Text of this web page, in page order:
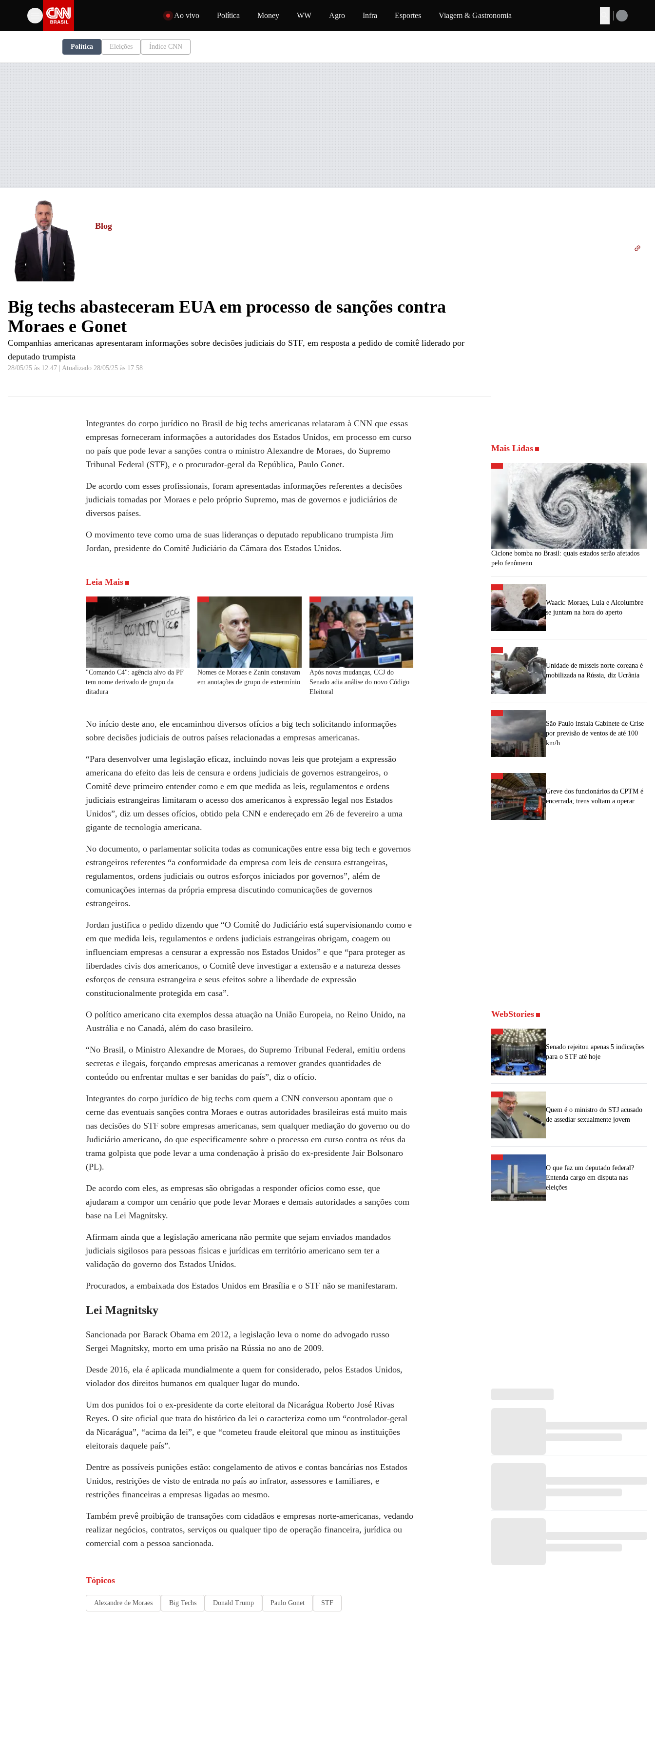
Buscar
Pular para o conteúdo
Ao vivo Política Money WW Agro Infra Esportes Viagem & Gastronomia
Política Eleições Índice CNN
Blog
Big techs abasteceram EUA em processo de sanções contra
Moraes e Gonet
Companhias americanas apresentaram informações sobre decisões judiciais do STF, em resposta a pedido de comitê liderado por
deputado trumpista
28/05/25 às 12:47 Atualizado 28/05/25 às 17:58
Análise: Big Techs abasteceram EUA em processo de sanções contra Moraes e Gonet | CNN 360º
Integrantes do corpo jurídico no Brasil de big techs americanas relataram à CNN que essas
empresas forneceram informações a autoridades dos Estados Unidos, em processo em curso
no país que pode levar a sanções contra o ministro Alexandre de Moraes, do Supremo
Tribunal Federal (STF), e o procurador-geral da República, Paulo Gonet.
De acordo com esses profissionais, foram apresentadas informações referentes a decisões
judiciais tomadas por Moraes e pelo próprio Supremo, mas de governos e judiciários de
diversos países.
O movimento teve como uma de suas lideranças o deputado republicano trumpista Jim
Jordan, presidente do Comitê Judiciário da Câmara dos Estados Unidos.
Leia Mais
"Comando C4": agência alvo da PF
tem nome derivado de grupo da
ditadura
Nomes de Moraes e Zanin constavam
em anotações de grupo de extermínio
Após novas mudanças, CCJ do
Senado adia análise do novo Código
Eleitoral
No início deste ano, ele encaminhou diversos ofícios a big tech solicitando informações
sobre decisões judiciais de outros países relacionadas a empresas americanas.
“Para desenvolver uma legislação eficaz, incluindo novas leis que protejam a expressão
americana do efeito das leis de censura e ordens judiciais de governos estrangeiros, o
Comitê deve primeiro entender como e em que medida as leis, regulamentos e ordens
judiciais estrangeiras limitaram o acesso dos americanos à expressão legal nos Estados
Unidos”, diz um desses ofícios, obtido pela CNN e endereçado em 26 de fevereiro a uma
gigante de tecnologia americana.
No documento, o parlamentar solicita todas as comunicações entre essa big tech e governos
estrangeiros referentes “a conformidade da empresa com leis de censura estrangeiras,
regulamentos, ordens judiciais ou outros esforços iniciados por governos”, além de
comunicações internas da própria empresa discutindo comunicações de governos
estrangeiros.
Jordan justifica o pedido dizendo que “O Comitê do Judiciário está supervisionando como e
em que medida leis, regulamentos e ordens judiciais estrangeiras obrigam, coagem ou
influenciam empresas a censurar a expressão nos Estados Unidos” e que “para proteger as
liberdades civis dos americanos, o Comitê deve investigar a extensão e a natureza desses
esforços de censura estrangeira e seus efeitos sobre a liberdade de expressão
constitucionalmente protegida em casa”.
O político americano cita exemplos dessa atuação na União Europeia, no Reino Unido, na
Austrália e no Canadá, além do caso brasileiro.
“No Brasil, o Ministro Alexandre de Moraes, do Supremo Tribunal Federal, emitiu ordens
secretas e ilegais, forçando empresas americanas a remover grandes quantidades de
conteúdo ou enfrentar multas e ser banidas do país”, diz o ofício.
Integrantes do corpo jurídico de big techs com quem a CNN conversou apontam que o
cerne das eventuais sanções contra Moraes e outras autoridades brasileiras está muito mais
nas decisões do STF sobre empresas americanas, sem qualquer mediação do governo ou do
Judiciário americano, do que especificamente sobre o processo em curso contra os réus da
trama golpista que pode levar a uma condenação à prisão do ex-presidente Jair Bolsonaro
(PL).
De acordo com eles, as empresas são obrigadas a responder ofícios como esse, que
ajudaram a compor um cenário que pode levar Moraes e demais autoridades a sanções com
base na Lei Magnitsky.
Afirmam ainda que a legislação americana não permite que sejam enviados mandados
judiciais sigilosos para pessoas físicas e jurídicas em território americano sem ter a
validação do governo dos Estados Unidos.
Procurados, a embaixada dos Estados Unidos em Brasília e o STF não se manifestaram.
Lei Magnitsky
Sancionada por Barack Obama em 2012, a legislação leva o nome do advogado russo
Sergei Magnitsky, morto em uma prisão na Rússia no ano de 2009.
Desde 2016, ela é aplicada mundialmente a quem for considerado, pelos Estados Unidos,
violador dos direitos humanos em qualquer lugar do mundo.
Um dos punidos foi o ex-presidente da corte eleitoral da Nicarágua Roberto José Rivas
Reyes. O site oficial que trata do histórico da lei o caracteriza como um “controlador-geral
da Nicarágua”, “acima da lei”, e que “cometeu fraude eleitoral que minou as instituições
eleitorais daquele país”.
Dentre as possíveis punições estão: congelamento de ativos e contas bancárias nos Estados
Unidos, restrições de visto de entrada no país ao infrator, assessores e familiares, e
restrições financeiras a empresas ligadas ao mesmo.
Também prevê proibição de transações com cidadãos e empresas norte-americanas, vedando
realizar negócios, contratos, serviços ou qualquer tipo de operação financeira, jurídica ou
comercial com a pessoa sancionada.
Tópicos
Alexandre de Moraes Big Techs Donald Trump Paulo Gonet STF
Mais Lidas
Ciclone bomba no Brasil: quais estados serão afetados
pelo fenômeno
Waack: Moraes, Lula e Alcolumbre
se juntam na hora do aperto
Unidade de mísseis norte-coreana é
mobilizada na Rússia, diz Ucrânia
São Paulo instala Gabinete de Crise
por previsão de ventos de até 100
km/h
Greve dos funcionários da CPTM é
encerrada; trens voltam a operar
WebStories
Senado rejeitou apenas 5 indicações
para o STF até hoje
Quem é o ministro do STJ acusado
de assediar sexualmente jovem
O que faz um deputado federal?
Entenda cargo em disputa nas
eleições